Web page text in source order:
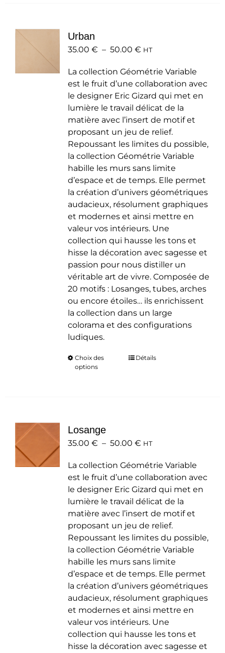
peuvent
choisies
sur
la
page
du
produit
Urban
35.00 € – 50.00 €Plage
prix :
35.00 €
à
50.00 €
HT
La collection Géométrie Variable
est le fruit d’une collaboration avec
le designer Eric Gizard qui met en
lumière le travail délicat de la
matière avec l’insert de motif et
proposant un jeu de relief.
Repoussant les limites du possible,
la collection Géométrie Variable
habille les murs sans limite
d’espace et de temps. Elle permet
la création d’univers géométriques
audacieux, résolument graphiques
et modernes et ainsi mettre en
valeur vos intérieurs. Une
collection qui hausse les tons et
hisse la décoration avec sagesse et
passion pour nous distiller un
véritable art de vivre. Composée de
20 motifs : Losanges, tubes, arches
ou encore étoiles… ils enrichissent
la collection dans un large
colorama et des configurations
ludiques.
Choix des
options
Ce
peuvent
choisies
sur
la
page
du
produit
Détails
Losange
35.00 € – 50.00 €Plage
prix :
35.00 €
à
50.00 €
HT
La collection Géométrie Variable
est le fruit d’une collaboration avec
le designer Eric Gizard qui met en
lumière le travail délicat de la
matière avec l’insert de motif et
proposant un jeu de relief.
Repoussant les limites du possible,
la collection Géométrie Variable
habille les murs sans limite
d’espace et de temps. Elle permet
la création d’univers géométriques
audacieux, résolument graphiques
et modernes et ainsi mettre en
valeur vos intérieurs. Une
collection qui hausse les tons et
hisse la décoration avec sagesse et